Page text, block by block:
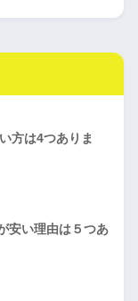
方は4つありま
安い理由は５つあ